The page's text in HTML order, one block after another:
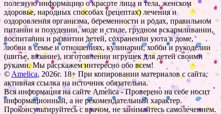
полезную информацию о красоте лица и тела, женском
здоровье, народных способах (рецептах) лечения и
оздоровления организма, беременности и родах, правильном
питании и похудении, моде и стиле, грудном вскармливании,
воспитании и развитии детей, сохранении уюта в доме,
любви в семье и отношениях, кулинарии, хобби и рукоделии
(шитье, вязание), изготовлении игрушек для детей своими
руками. Мы расскажем интересно обо всем!
© Amelica, 2026г. 18+ При копировании материалов с сайта,
активная ссылка на источник обязательна.
Вся информация на сайте Amelica - Проверено на себе носит
информационный, а не рекомендательный характер.
Проконсультируйтесь с врачом, не занимайтесь самолечением.